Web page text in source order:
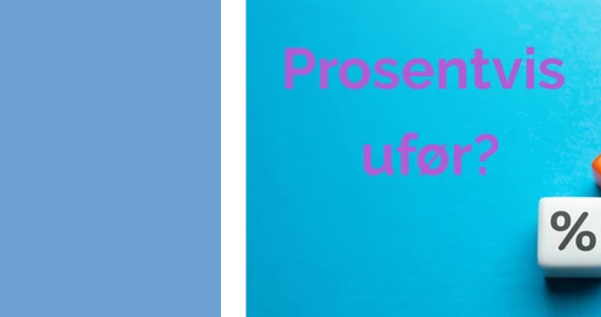
Kurs og Utdanning
Teknologi, IT og AI